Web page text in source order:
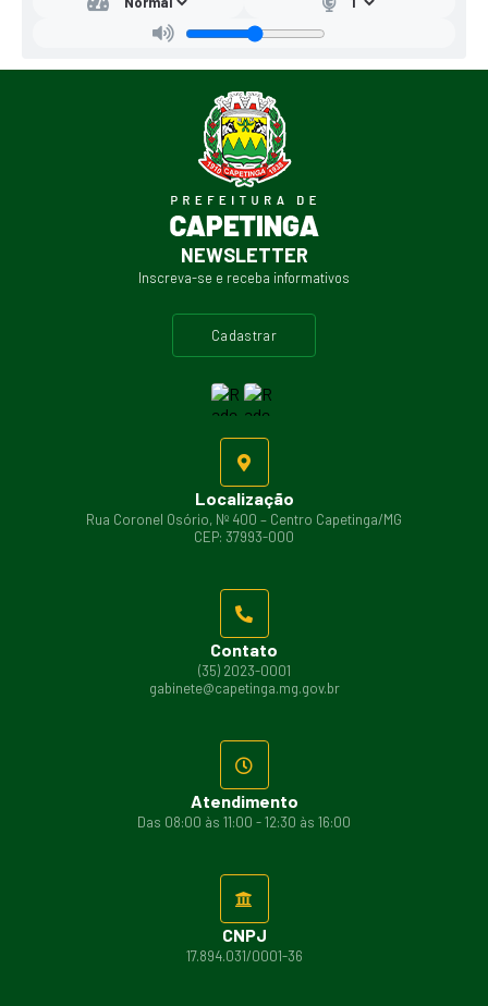
Localização
Rua Coronel Osório, Nº 400 – Centro Capetinga/MG
CEP: 37993-000
Contato
(35) 2023-0001
gabinete@capetinga.mg.gov.br
Atendimento
Das 08:00 às 11:00 - 12:30 às 16:00
CNPJ
17.894.031/0001-36
NEWSLETTER
Inscreva-se e receba informativos
cadastrar